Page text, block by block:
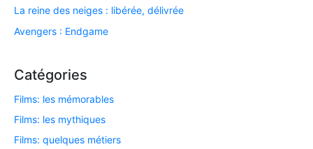
La reine des neiges : libérée, délivrée
Avengers : Endgame
Catégories
Films: les mémorables
Films: les mythiques
Films: quelques métiers